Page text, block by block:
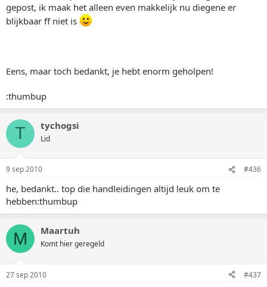
gepost, ik maak het alleen even makkelijk nu diegene er
blijkbaar ff niet is
Eens, maar toch bedankt, je hebt enorm geholpen!
:thumbup
T tychogsi
Lid
9 sep 2010 #436
he, bedankt.. top die handleidingen altijd leuk om te
hebben:thumbup
M Maartuh
Komt hier geregeld
27 sep 2010 #437